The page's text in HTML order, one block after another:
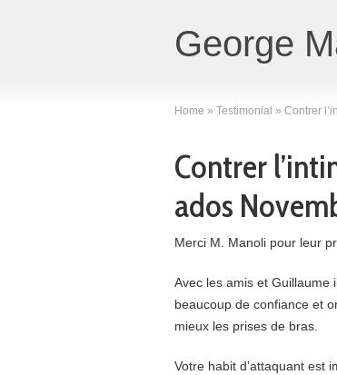
George
Home » Testimonial » Contrer
Contrer
ados
Merci M. Manoli pour leur
Avec les amis et Guillaume
beaucoup de confiance et
mieux les prises de bras.
Votre habit d’attaquant est